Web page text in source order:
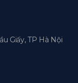
Giấy, TP Hà Nội